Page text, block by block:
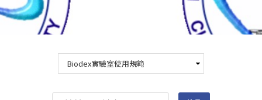
Open
課程資訊
相關辦法